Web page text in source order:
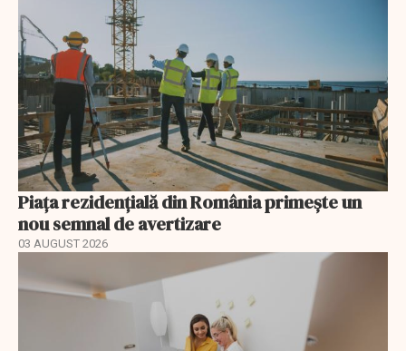
Piața rezidențială din România primește un
nou semnal de avertizare
03 AUGUST 2026